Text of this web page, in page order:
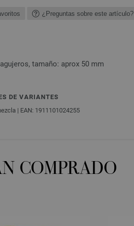
¿Preguntas sobre este artículo?
tamaño: aprox 50 mm
DE VARIANTES
| EAN: 1911101024255
COMPRADO